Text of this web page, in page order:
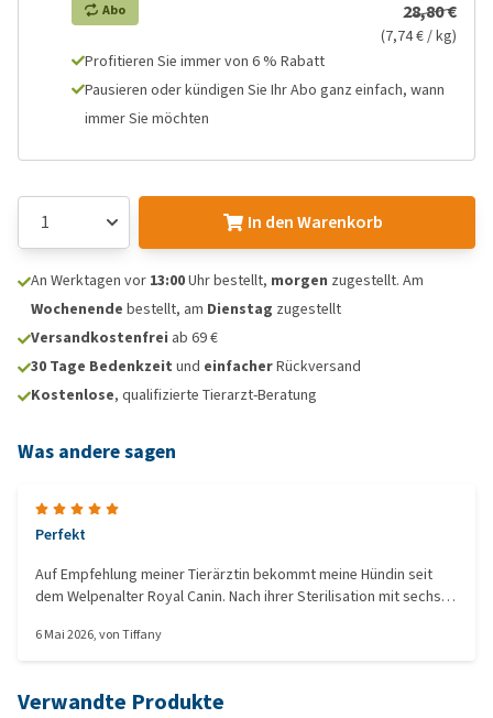
Abo 28,80 €
(7,74 € / kg)
Profitieren Sie immer von 6 % Rabatt
Pausieren oder kündigen Sie Ihr Abo ganz einfach, wann
immer Sie möchten
In den Warenkorb
An Werktagen vor 13:00Uhr bestellt, morgen zugestellt. Am
Wochenende bestellt, am Dienstag zugestellt
Versandkostenfrei ab 69 €
30 Tage Bedenkzeit und einfacherRückversand
Kostenlose, qualifizierte Tierarzt-Beratung
Was andere sagen
Perfekt
Auf Empfehlung meiner Tierärztin bekommt meine Hündin seit
dem Welpenalter Royal Canin. Nach ihrer Sterilisation mit sechs
Erwachsenenlinie für sterilisierte Hunde noch zu jung ist. Der
6 Mai 2026, vonTiffany
Verwandte Produkte